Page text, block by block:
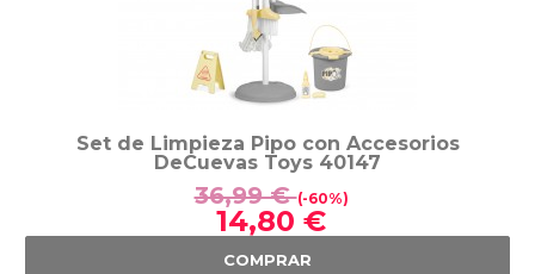
Set de Limpieza Pipo con Accesorios
DeCuevas Toys 40147
36,99 €(-60%)
14,80 €
COMPRAR